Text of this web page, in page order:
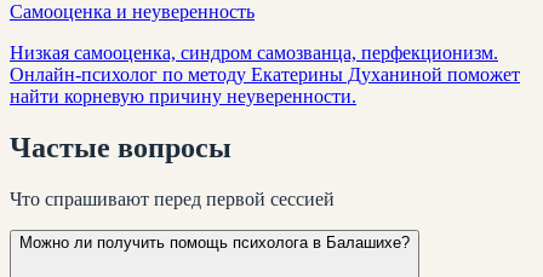
Самооценка и неуверенность
Низкая самооценка, синдром самозванца, перфекционизм.
Онлайн-психолог по методу Екатерины Духаниной поможет
найти корневую причину неуверенности.
Частые вопросы
Что спрашивают перед первой сессией
Можно ли получить помощь психолога в Балашихе?